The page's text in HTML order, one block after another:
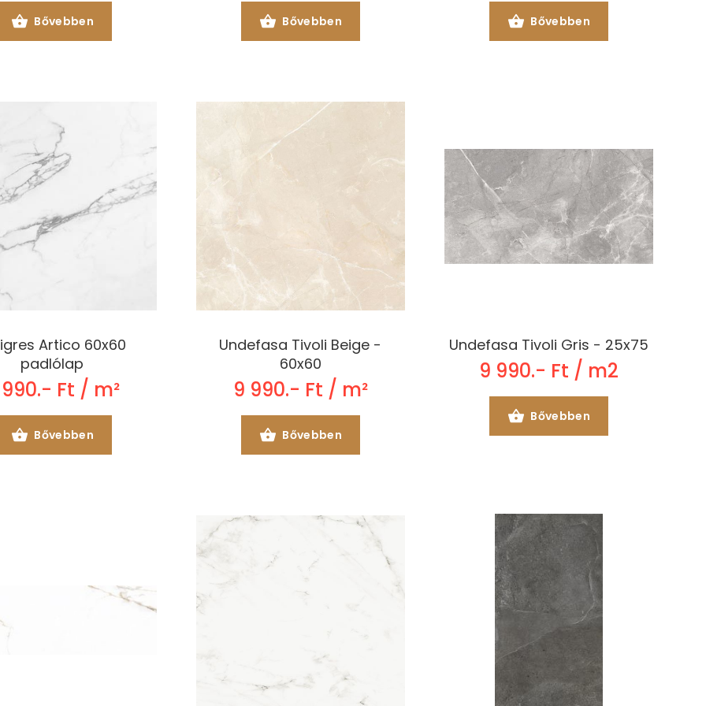
Bővebben Bővebben Bővebben
Artico 60x60
padlólap
Ft / m²
Bővebben
Undefasa Tivoli Beige -
60x60
9 990.- Ft / m²
Bővebben
Undefasa Tivoli Gris - 25x75
9 990.- Ft / m2
Bővebben